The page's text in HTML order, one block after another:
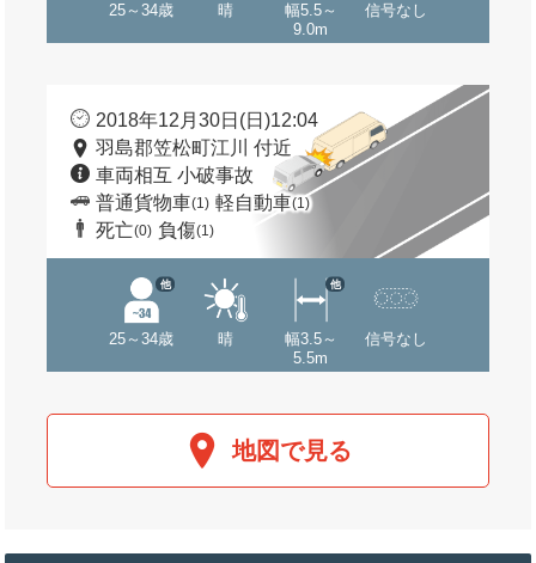
25～34歳 晴
幅5.5～
9.0m
信号なし
2018年12月30日(日)12:04
羽島郡笠松町江川 付近
車両相互 小破事故
普通貨物車(1) 軽自動車(1)
死亡(0) 負傷(1)
25～34歳
他
晴
幅3.5～
5.5m
他
信号なし
地図で見る